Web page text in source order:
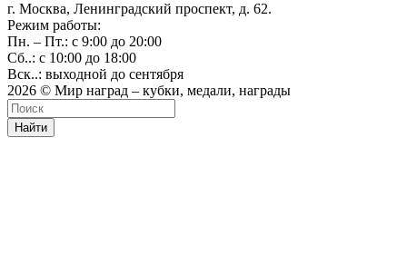
г. Москва, Ленинградский проспект, д. 62.
Режим работы:
Пн. – Пт.: с 9:00 до 20:00
Сб..: с 10:00 до 18:00
Вск..: выходной до сентября
2026 © Мир наград – кубки, медали, награды
Найти